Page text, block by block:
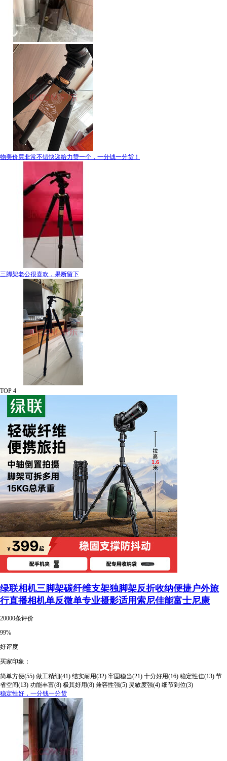
物美价廉非常不错快递给力赞一个，一分钱一分货！
三脚架老公很喜欢，果断留下
TOP 4
绿联相机三脚架碳纤维支架独脚架反折收纳便捷户外旅
行直播相机单反微单专业摄影适用索尼佳能富士尼康
20000条评价
99%
好评度
买家印象：
简单方便(55) 做工精细(41) 结实耐用(32) 牢固稳当(21) 十分好用(16) 稳定性佳(13) 节
省空间(13) 功能丰富(8) 极其好用(8) 兼容性强(5) 灵敏度强(4) 细节到位(3)
稳定性好，一分钱一分货